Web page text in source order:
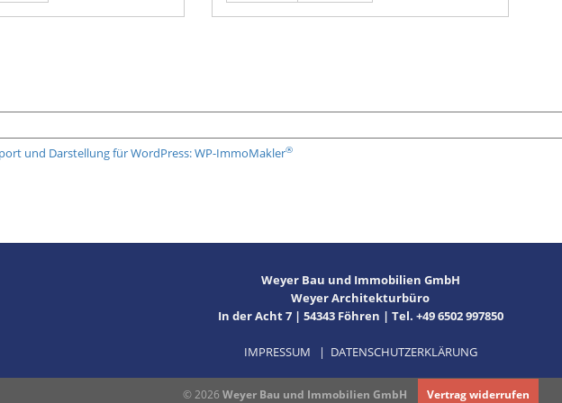
und Darstellung für WordPress: WP-ImmoMakler®
Weyer Bau und Immobilien GmbH
Weyer Architekturbüro
In der Acht 7 | 54343 Föhren | Tel. +49 6502 997850
IMPRESSUM | DATENSCHUTZERKLÄRUNG
© 2026 Weyer Bau und Immobilien GmbH Vertrag widerrufen